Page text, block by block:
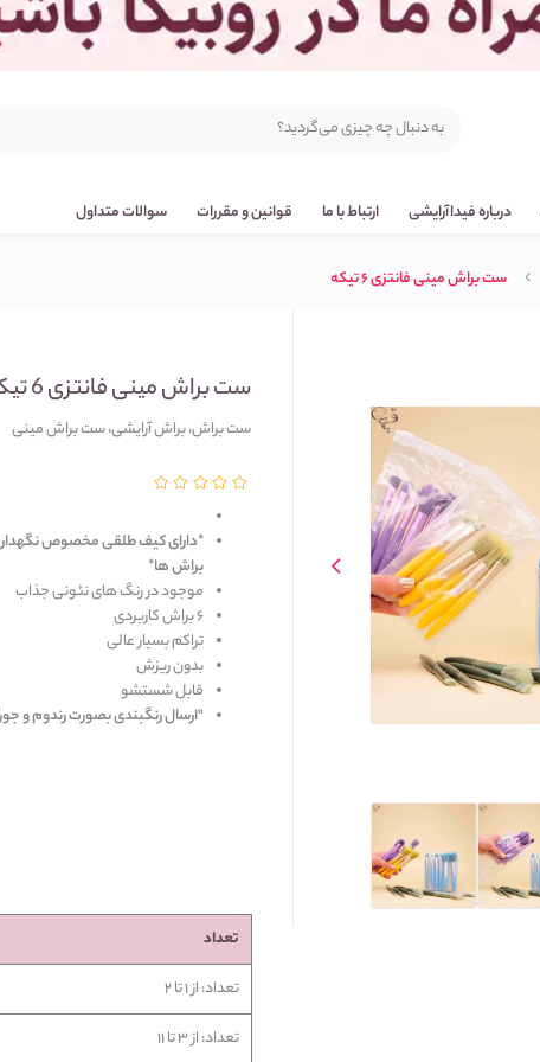
درباره فیداآرایشی ارتباط با ما قوانین و مقررات سوالات متداول
ست براش مینی فانتزی 6 تیکه
ست براش مینی فانتزی 6 تیکه
ست براش، براش آرایشی، ست براش مینی
*دارای کیف طلقی مخصوص
براش ها*
موجود در رنگ های نئونی جذاب
6 براش کاربردی
تراکم بسیار عالی
بدون ریزش
قابل شستشو
"ارسال رنگبندی بصورت رندوم و
تعداد
تعداد: از 1 تا 2
تعداد: از 3 تا 11